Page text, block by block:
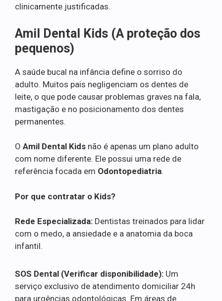
clinicamente justificadas.
Amil Dental Kids (A proteção dos
pequenos)
A saúde bucal na infância define o sorriso do
adulto. Muitos pais negligenciam os dentes de
leite, o que pode causar problemas graves na fala,
mastigação e no posicionamento dos dentes
permanentes.
O Amil Dental Kids não é apenas um plano adulto
com nome diferente. Ele possui uma rede de
referência focada em Odontopediatria.
Por que contratar o Kids?
Rede Especializada: Dentistas treinados para lidar
com o medo, a ansiedade e a anatomia da boca
infantil.
SOS Dental (Verificar disponibilidade): Um
serviço exclusivo de atendimento domiciliar 24h
para urgências odontológicas. Em áreas de